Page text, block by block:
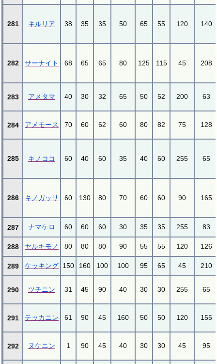
281 キルリア 38 35 35 50 65 55 120 140
282 サーナイト 68 65 65 80 125 115 45 208
283 アメタマ 40 30 32 65 50 52 200 63
284 アメモース 70 60 62 60 80 82 75 128
285 キノココ 60 40 60 35 40 60 255 65
286 キノガッサ 60 130 80 70 60 60 90 165
287 ナマケロ 60 60 60 30 35 35 255 83
288 ヤルキモノ 80 80 80 90 55 55 120 126
289 ケッキング 150 160 100 100 95 65 45 210
290 ツチニン 31 45 90 40 30 30 255 65
291 テッカニン 61 90 45 160 50 50 120 155
292 ヌケニン 1 90 45 40 30 30 45 95